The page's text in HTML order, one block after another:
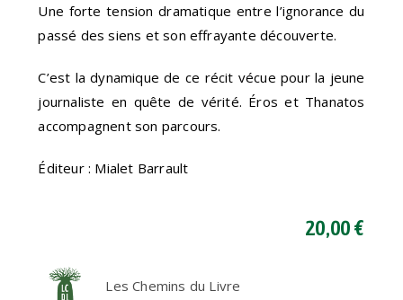
Une forte tension dramatique entre l’ignorance du
passé des siens et son effrayante découverte.
C’est la dynamique de ce récit vécue pour la jeune
journaliste en quête de vérité. Éros et Thanatos
accompagnent son parcours.
Éditeur : Mialet Barrault
20,00 €
Les Chemins du Livre